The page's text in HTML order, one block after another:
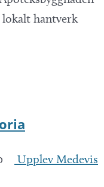
lokalt hantverk
Upplev Medevis